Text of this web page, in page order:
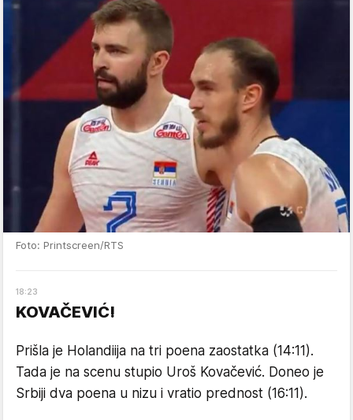
Foto: Printscreen/RTS
18:23
KOVAČEVIĆ!
Prišla je Holandiija na tri poena zaostatka (14:11).
Tada je na scenu stupio Uroš Kovačević. Doneo je
Srbiji dva poena u nizu i vratio prednost (16:11).